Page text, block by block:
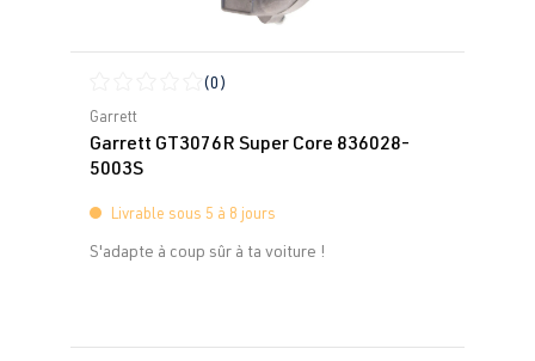
Note moyenne de 0 sur 5 étoiles
(0)
Garrett
Garrett GT3076R Super Core 836028-
5003S
Livrable sous 5 à 8 jours
S'adapte à coup sûr à ta voiture !